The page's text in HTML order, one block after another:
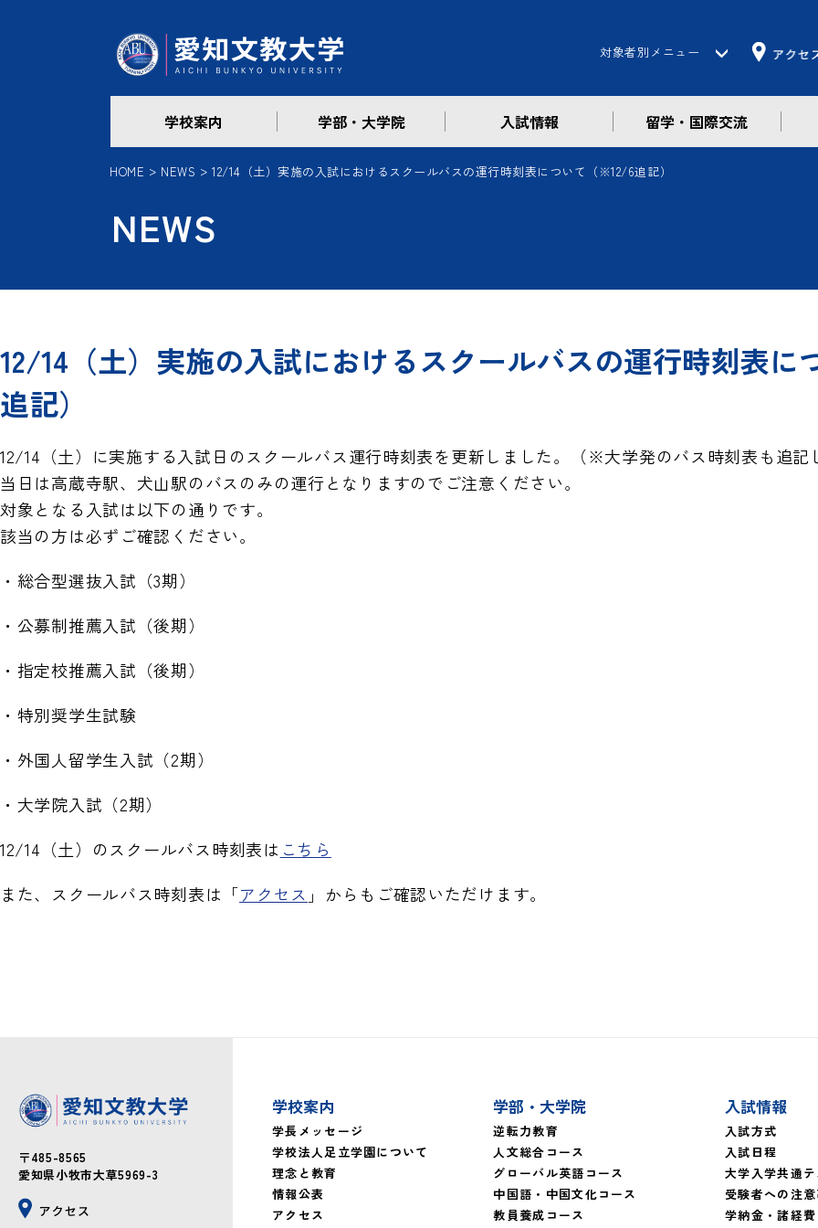
対象者別メニュー
受験生の方
学校案内 学部・大学院 入試情報 留学・国際交流
HOME NEWS 12/14（土）実施の入試におけるスクールバスの運行時刻表について（※12/6追記）
NEWS
12/14（土）実施の入試におけるスクールバスの運行時刻表
追記）
12/14（土）に実施する入試日のスクールバス運行時刻表を更新しました。（※大学発のバス時刻表も追記
当日は高蔵寺駅、犬山駅のバスのみの運行となりますのでご注意ください。
対象となる入試は以下の通りです。
該当の方は必ずご確認ください。
・総合型選抜入試（3期）
・公募制推薦入試（後期）
・指定校推薦入試（後期）
・特別奨学生試験
・外国人留学生入試（2期）
・大学院入試（2期）
12/14（土）のスクールバス時刻表は こちら
また、スクールバス時刻表は「アクセス 」からもご確認いただけます。
〒485-8565
愛知県小牧市大草5969-3
学校案内
学長メッセージ
学校法人足立学園について
理念と教育
情報公表
アクセス
学部・大学院
逆転力教育
人文総合コース
グローバル英語コース
中国語・中国文化コース
教員養成コース
入試情報
入試方式
入試日程
大学入学共通テ
受験者への注
学納金・諸経費